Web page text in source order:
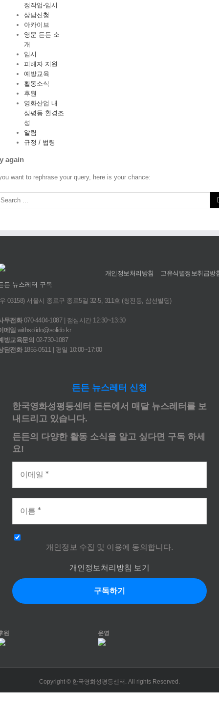
정작업-임시
상담신청
아카이브
영문 든든 소
개
임시
피해자 지원
예방교육
활동소식
후원
영화산업 내
성평등 환경조
성
알림
규정 / 법령
again
want to rephrase your query, here is your chance:
개인정보처리방침
고유식별정보취급방
든 뉴스레터 구독
03158) 서울시 종로구 종로5길 32-5, 311호 (청진동, 삼선빌딩)
무전화070-4404-1087 | 점심시간 12:30~13:30
메일 withsolido@solido.kr
방교육문의 02-730-1087
담전화1855-0511 | 평일 10:00~17:00
든든 뉴스레터 신청
한국영화성평등센터 든든에서 매달 뉴스레터를 보
내드리고 있습니다.
든든의 다양한 활동 소식을 알고 싶다면 구독 하세
요!
개인정보 수집 및 이용에 동의합니다.
개인정보처리방침 보기
운영
원
Copyright © 한국영화성평등센터. All rights Reserved.